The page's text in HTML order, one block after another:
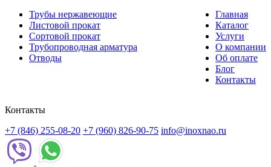
Трубы нержавеющие
Листовой прокат
Сортовой прокат
Трубопроводная арматура
Отводы
Главная
Каталог
Услуги
О компании
Об оплате
Блог
Контакты
Контакты
+7 (846) 255-08-20 +7 (960) 826-90-75 info@inoxnao.ru